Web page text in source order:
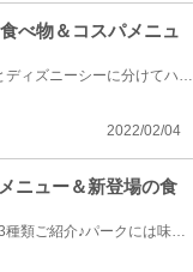
べ物＆コスパメニュ
ディズニーのおすすめフードを22個厳選してご紹介！ディズニーランドとディズニーシーに分けてハズレな...
2022/02/04
ニュー＆新登場の食
ディズニーリゾートのパーク内で食べられるかわいいミッキーフードを23種類ご紹介♪パークには味はもちろ...